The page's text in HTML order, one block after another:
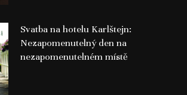
Svatba na hotelu Karlštejn:
Nezapomenutelný den na
nezapomenutelném místě